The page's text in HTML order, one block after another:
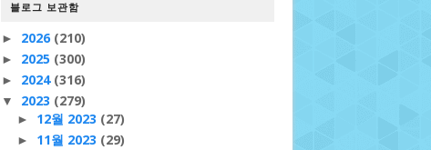
블로그 보관함
► 2026 (210)
► 2025 (300)
► 2024 (316)
▼ 2023 (279)
► 12월 2023 (27)
► 11월 2023 (29)